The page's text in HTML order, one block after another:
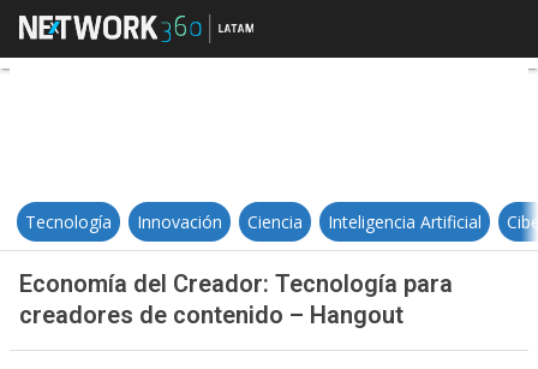
Economía del Creador:
Tecnología Innovación Ciencia Inteligencia Artificial
Economía del Creador: Tecnología para
creadores de contenido – Hangout